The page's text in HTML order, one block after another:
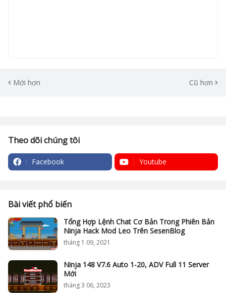
Mới hơn Cũ hơn
Theo dõi chúng tôi
Facebook Youtube
Bài viết phổ biến
Tổng Hợp Lệnh Chat Cơ Bản Trong Phiên Bản
Ninja Hack Mod Leo Trên SesenBlog
tháng 1 09, 2021
Ninja 148 V7.6 Auto 1-20, ADV Full 11 Server
Mới
tháng 3 06, 2023